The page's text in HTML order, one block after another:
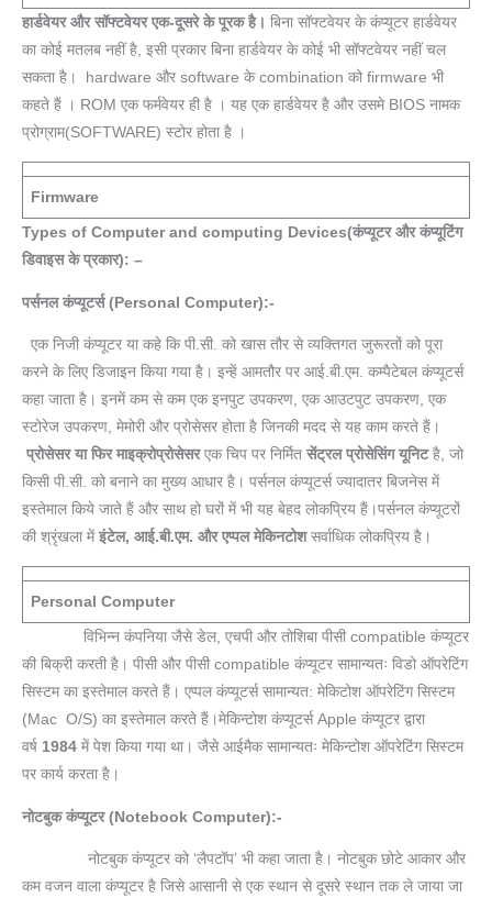
हार्डवेयर और सॉफ्टवेयर एक-दूसरे के पूरक है। बिना सॉफ्टवेयर के कंप्यूटर हार्डवेयर
का कोई मतलब नहीं है, इसी प्रकार बिना हार्डवेयर के कोई भी सॉफ्टवेयर नहीं चल
सकता है। hardware और software के combination को firmware भी
कहते हैं । ROM एक फर्मवेयर ही है । यह एक हार्डवेयर है और उसमे BIOS नामक
प्रोग्राम(SOFTWARE) स्टोर होता है ।
Firmware
Types of Computer and computing Devices(कंप्यूटर और कंप्यूटिंग
डिवाइस के प्रकार): –
पर्सनल कंप्यूटर्स (Personal Computer):-
एक निजी कंप्यूटर या कहे कि पी.सी. को खास तौर से व्यक्तिगत जुरूरतों को पूरा
करने के लिए डिजाइन किया गया है। इन्हें आमतौर पर आई.बी.एम. कम्पैटेबल कंप्यूटर्स
कहा जाता है। इनमें कम से कम एक इनपुट उपकरण, एक आउटपुट उपकरण, एक
स्टोरेज उपकरण, मेमोरी और प्रोसेसर होता है जिनकी मदद से यह काम करते हैं।
प्रोसेसर या फिर माइक्रोप्रोसेसर एक चिप पर निर्मित सेंट्रल प्रोसेसिंग यूनिट है, जो
किसी पी.सी. को बनाने का मुख्य आधार है। पर्सनल कंप्यूटर्स ज्यादातर बिजनेस में
इस्तेमाल किये जाते हैं और साथ हो घरों में भी यह बेहद लोकप्रिय हैं।पर्सनल कंप्यूटरों
की श्रृंखला में इंटेल, आई.बी.एम. और एप्पल मेकिनटोशसर्वाधिक लोकप्रिय है।
Personal Computer
विभिन्न कंपनिया जैसे डेल, एचपी और तोशिबा पीसी compatible कंप्यूटर
की बिक्री करती है। पीसी और पीसी compatible कंप्यूटर सामान्यतः विडो ऑपरेटिंग
सिस्टम का इस्तेमाल करते हैं। एप्पल कंप्यूटर्स सामान्यत: मेकिटोश ऑपरेटिंग सिस्टम
(Mac O/S) का इस्तेमाल करते हैं।मेकिन्टोश कंप्यूटर्स Apple कंप्यूटर द्वारा
वर्ष 1984 में पेश किया गया था। जैसे आईमैक सामान्यतः मेकिन्टोश ऑपरेटिंग सिस्टम
पर कार्य करता है।
नोटबुक कंप्यूटर (Notebook Computer):-
नोटबुक कंप्यूटर को ‘लैपटॉप’ भी कहा जाता है। नोटबुक छोटे आकार और
कम वजन वाला कंप्यूटर है जिसे आसानी से एक स्थान से दूसरे स्थान तक ले जाया जा